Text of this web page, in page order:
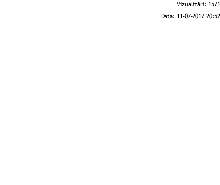
Vizualizări: 1571
Data: 11-07-2017 20:52